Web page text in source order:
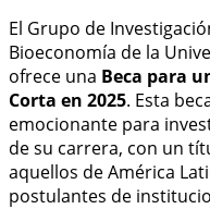
El Grupo de
Bioeconomía de la
ofrece una Beca para
Corta en 2025. Esta
emocionante para
de su carrera, con un
aquellos de América
postulantes de